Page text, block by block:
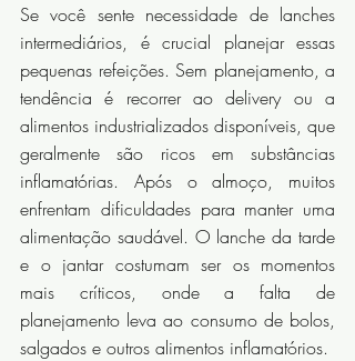
Se você sente necessidade de lanches
intermediários, é crucial planejar essas
pequenas refeições. Sem planejamento, a
tendência é recorrer ao delivery ou a
alimentos industrializados disponíveis, que
geralmente são ricos em substâncias
inflamatórias. Após o almoço, muitos
enfrentam dificuldades para manter uma
alimentação saudável. O lanche da tarde
e o jantar costumam ser os momentos
mais críticos, onde a falta de
planejamento leva ao consumo de bolos,
salgados e outros alimentos inflamatórios.